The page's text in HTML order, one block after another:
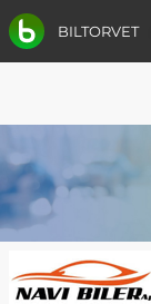
BILTORVET